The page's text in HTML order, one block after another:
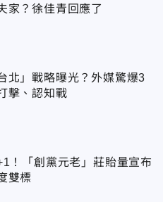
家？徐佳青回應了
北」戰略曝光？外媒驚爆3
擊、認知戰
！「創黨元老」莊貽量宣布
雙標